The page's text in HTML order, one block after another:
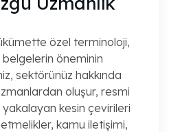
özel terminoloji,
öneminin
sektörünüz hakkında
oluşur, resmi
kesin çevirileri
kamu iletişimi,